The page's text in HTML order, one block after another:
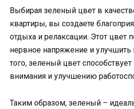
Выбирая зеленый цвет в
квартиры, вы создаете
отдыха и релаксации. Этот цвет
нервное напряжение и улучшить
того, зеленый цвет
внимания и улучшению
Таким образом, зеленый –